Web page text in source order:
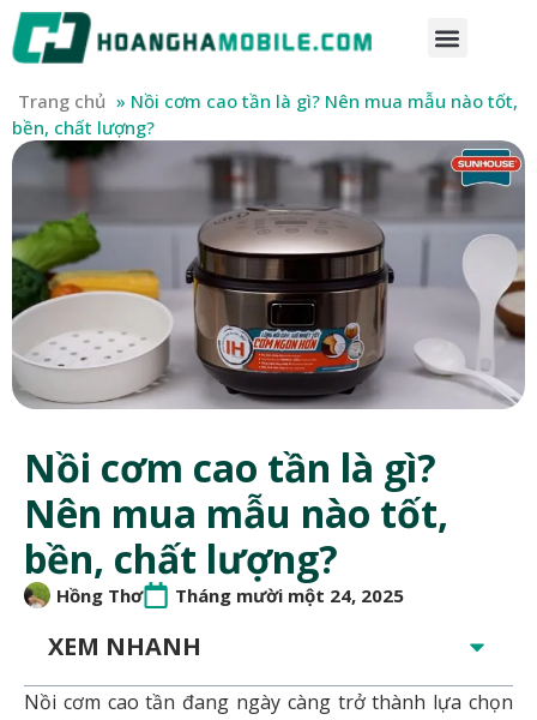
Trang chủ » Nồi cơm cao tần là gì? Nên mua mẫu nào tốt,
bền, chất lượng?
Nồi cơm cao tần là gì?
Nên mua mẫu nào tốt,
bền, chất lượng?
Hồng Thơ Tháng mười một 24, 2025
XEM NHANH
Nồi cơm cao tần đang ngày càng trở thành lựa chọn